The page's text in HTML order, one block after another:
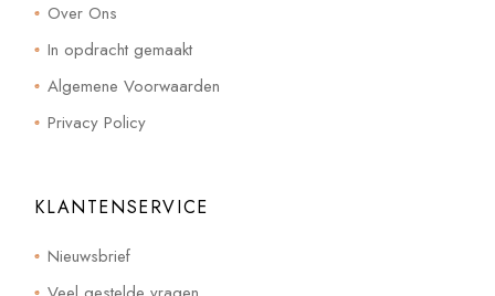
Over Ons
In opdracht gemaakt
Algemene Voorwaarden
Privacy Policy
KLANTENSERVICE
Nieuwsbrief